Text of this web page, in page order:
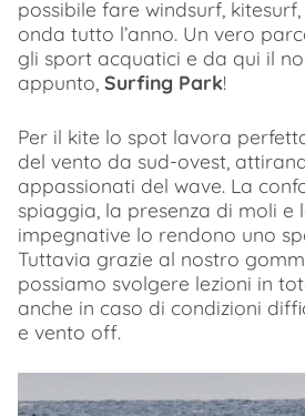
possibile fare windsurf,
onda tutto l’anno. Un vero
gli sport acquatici e da qui il
appunto, Surfing Park!
Per il kite lo spot lavora
del vento da sud-ovest,
appassionati del wave. La
spiaggia, la presenza di moli e
impegnative lo rendono uno
Tuttavia grazie al nostro
possiamo svolgere lezioni in
anche in caso di condizioni
e vento off.